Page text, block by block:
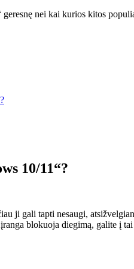
nei kai kurios kitos
10/11“?
ji gali tapti nesaugi,
blokuoja diegimą, galite į